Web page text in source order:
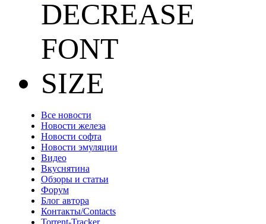
Все новости
Новости железа
Новости софта
Новости эмуляции
Видео
Вкуснятина
Обзоры и статьи
Форум
Блог автора
Контакты/Contacts
Torrent-Tracker